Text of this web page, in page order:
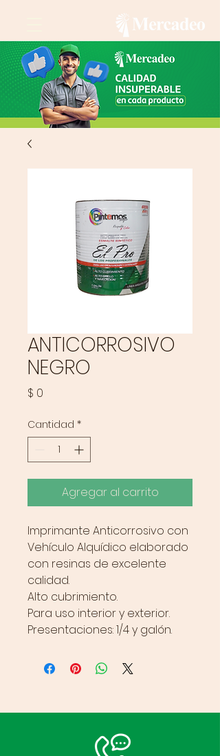
ANTICORROSIVO
NEGRO
$ 0
Cantidad *
Agregar al carrito
Imprimante Anticorrosivo con
Vehículo Alquídico elaborado
con resinas de excelente
calidad.
Alto cubrimiento.
Para uso interior y exterior.
Presentaciones: 1/4 y galón.